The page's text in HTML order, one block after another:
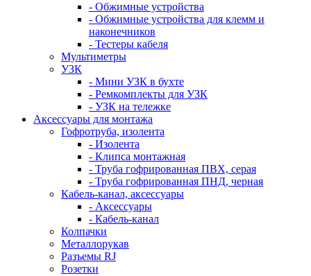
- Обжимные устройства
- Обжимные устройства для клемм и
наконечников
- Тестеры кабеля
Мультиметры
УЗК
- Мини УЗК в бухте
- Ремкомплекты для УЗК
- УЗК на тележке
Аксессуары для монтажа
Гофротруба, изолента
- Изолента
- Клипса монтажная
- Труба гофрированная ПВХ, серая
- Труба гофрированная ПНД, черная
Кабель-канал, аксессуары
- Аксессуары
- Кабель-канал
Колпачки
Металлорукав
Разъемы RJ
Розетки